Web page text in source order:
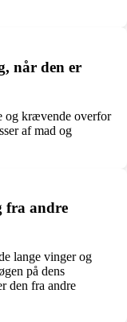
når den er
og krævende overfor
af mad og
fra andre
lange vinger og
på dens
den fra andre